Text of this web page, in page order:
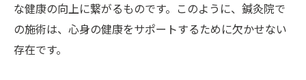
な健康の向上に繋がるものです。このように、鍼灸院で
の施術は、心身の健康をサポートするために欠かせない
存在です。